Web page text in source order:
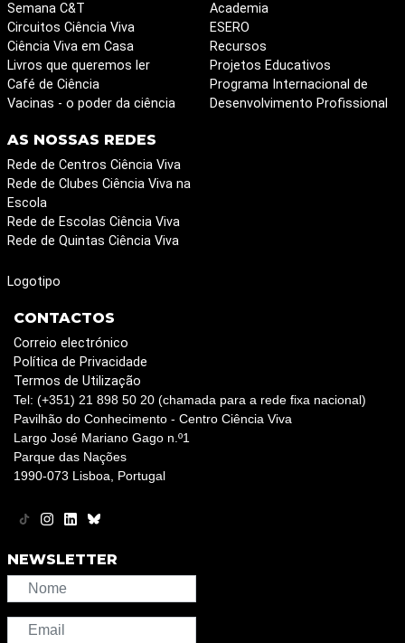
Semana C&T
Circuitos Ciência Viva
Ciência Viva em Casa
Livros que queremos ler
Café de Ciência
Vacinas - o poder da ciência
Academia
ESERO
Recursos
Projetos Educativos
Programa Internacional de
Desenvolvimento Profissional
AS NOSSAS REDES
Rede de Centros Ciência Viva
Rede de Clubes Ciência Viva na
Escola
Rede de Escolas Ciência Viva
Rede de Quintas Ciência Viva
Logotipo
CONTACTOS
Correio electrónico
Política de Privacidade
Termos de Utilização
Tel: (+351) 21 898 50 20 (chamada para a rede fixa nacional)
Pavilhão do Conhecimento - Centro Ciência Viva
Largo José Mariano Gago n.º1
Parque das Nações
1990-073 Lisboa, Portugal
NEWSLETTER